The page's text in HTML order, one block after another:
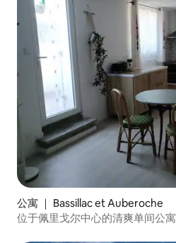
公寓 ｜ Bassillac et Auberoche
位于佩里戈尔中心的清爽单间公寓